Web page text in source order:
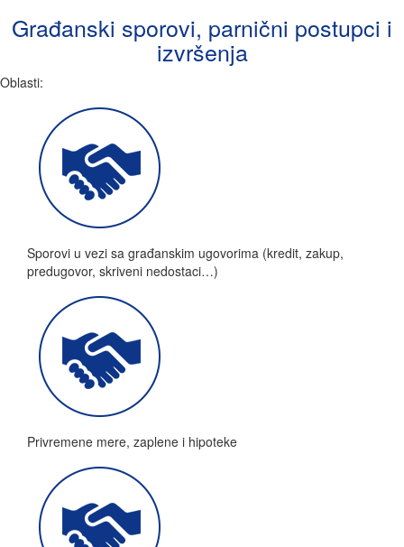
Građanski sporovi, parnični postupci i
izvršenja
Oblasti:
Sporovi u vezi sa građanskim ugovorima (kredit, zakup,
predugovor, skriveni nedostaci…)
Privremene mere, zaplene i hipoteke